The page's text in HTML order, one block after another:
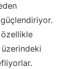
özellikle